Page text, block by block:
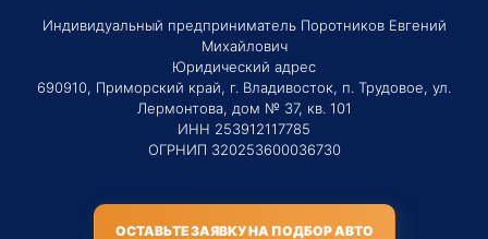
Индивидуальный предприниматель Поротников Евгений
Михайлович
Юридический адрес
690910, Приморский край, г. Владивосток, п. Трудовое, ул.
Лермонтова, дом № 37, кв. 101
ИНН 253912117785
ОГРНИП 320253600036730
ОСТАВЬТЕ ЗАЯВКУ НА ПОДБОР АВТО